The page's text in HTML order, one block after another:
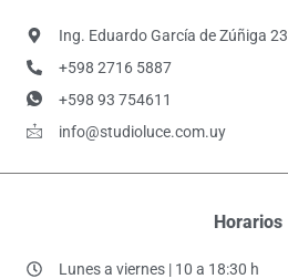
Ing. Eduardo García de Zúñiga
+598 2716 5887
+598 93 754611
info@studioluce.com.uy
Horarios
Lunes a viernes | 10 a 18:30 h